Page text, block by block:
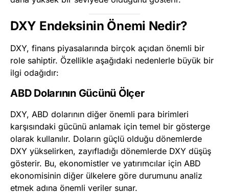
DXY Endeksinin Önemi Nedir?
DXY, finans piyasalarında birçok açıdan önemli bir
role sahiptir. Özellikle aşağıdaki nedenlerle büyük bir
ilgi odağıdır:
ABD Dolarının Gücünü Ölçer
DXY, ABD dolarının diğer önemli para birimleri
karşısındaki gücünü anlamak için temel bir gösterge
olarak kullanılır. Doların güçlü olduğu dönemlerde
DXY yükselirken, zayıfladığı dönemlerde DXY düşüş
gösterir. Bu, ekonomistler ve yatırımcılar için ABD
ekonomisinin diğer ülkelere göre durumunu analiz
etmek adına önemli veriler sunar.